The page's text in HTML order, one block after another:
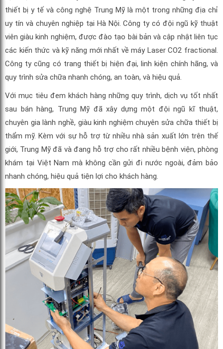
thiết bị y tế và công nghệ Trung Mỹ là một trong những địa chỉ
uy tín và chuyên nghiệp tại Hà Nội. Công ty có đội ngũ kỹ thuật
viên giàu kinh nghiệm, được đào tạo bài bản và cập nhật liên tục
các kiến thức và kỹ năng mới nhất về máy Laser CO2 fractional.
Công ty cũng có trang thiết bị hiện đại, linh kiện chính hãng, và
quy trình sửa chữa nhanh chóng, an toàn, và hiệu quả.
Với mục tiêu đem khách hàng những quy trình, dịch vụ tốt nhất
sau bán hàng, Trung Mỹ đã xây dựng một đội ngũ kĩ thuật,
chuyên gia lành nghề, giàu kinh nghiệm chuyên sửa chữa thiết bị
thẩm mỹ. Kèm với sự hỗ trợ từ nhiều nhà sản xuất lớn trên thế
giới, Trung Mỹ đã và đang hỗ trợ cho rất nhiều bệnh viện, phòng
khám tại Việt Nam mà không cần gửi đi nước ngoài, đảm bảo
nhanh chóng, hiệu quả tiện lợi cho khách hàng.